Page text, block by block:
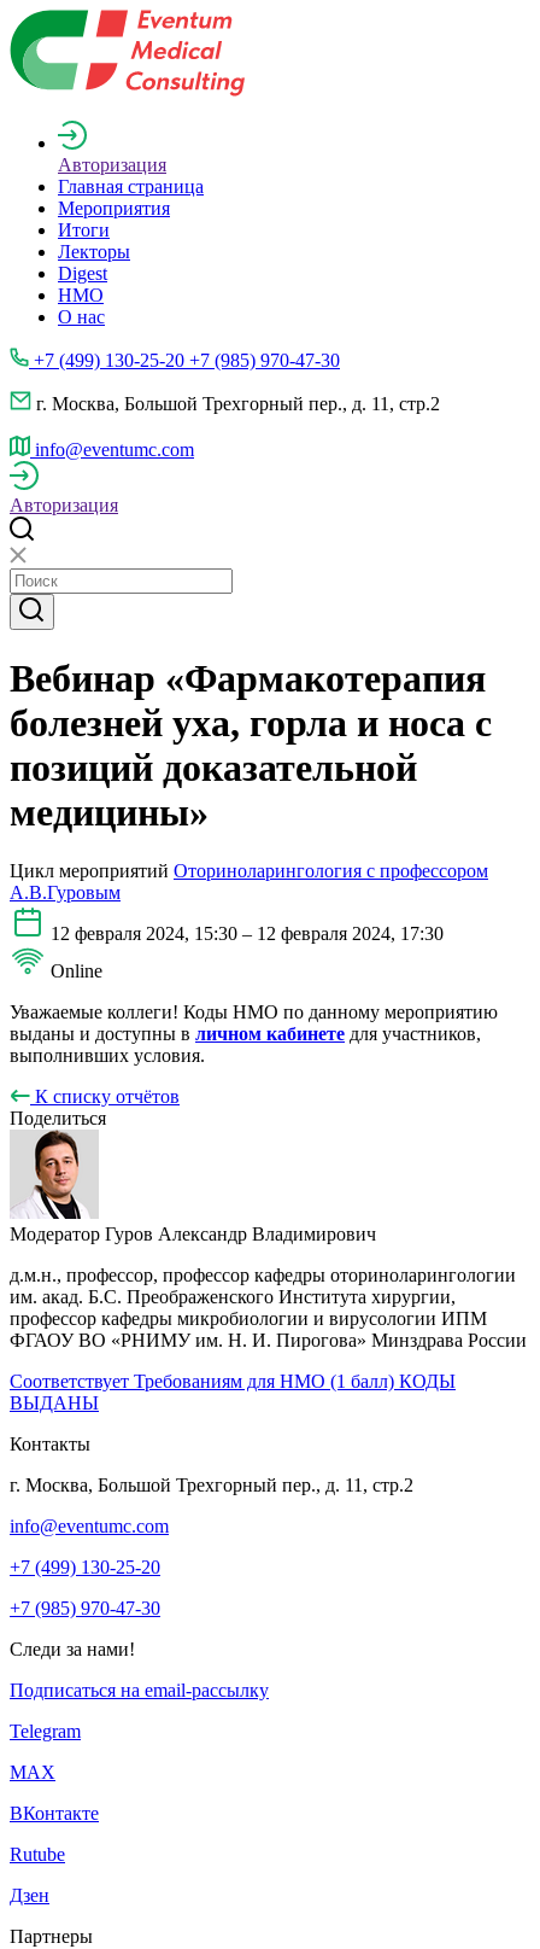
Авторизация
Главная страница
Мероприятия
Итоги
Лекторы
Digest
НМО
О нас
+7 (499) 130-25-20 +7 (985) 970-47-30
г. Москва, Большой Трехгорный пер., д. 11, стр.2
info@eventumc.com
Авторизация
Вебинар «Фармакотерапия
болезней уха, горла и носа с
позиций доказательной
медицины»
Цикл мероприятий Оториноларингология с профессором
А.В.Гуровым
12 февраля 2024, 15:30 – 12 февраля 2024, 17:30
Online
Уважаемые коллеги! Коды НМО по данному мероприятию
выданы и доступны в личном кабинете для участников,
выполнивших условия.
К списку отчётов
Поделиться
Модератор Гуров Александр Владимирович
д.м.н., профессор, профессор кафедры оториноларингологии
им. акад. Б.С. Преображенского Института хирургии,
профессор кафедры микробиологии и вирусологии ИПМ
ФГАОУ ВО «РНИМУ им. Н. И. Пирогова» Минздрава России
Соответствует Требованиям для НМО (1 балл) КОДЫ
ВЫДАНЫ
Контакты
г. Москва, Большой Трехгорный пер., д. 11, стр.2
info@eventumc.com
+7 (499) 130-25-20
+7 (985) 970-47-30
Следи за нами!
Подписаться на email-рассылку
Telegram
МАХ
ВКонтакте
Rutube
Дзен
Партнеры